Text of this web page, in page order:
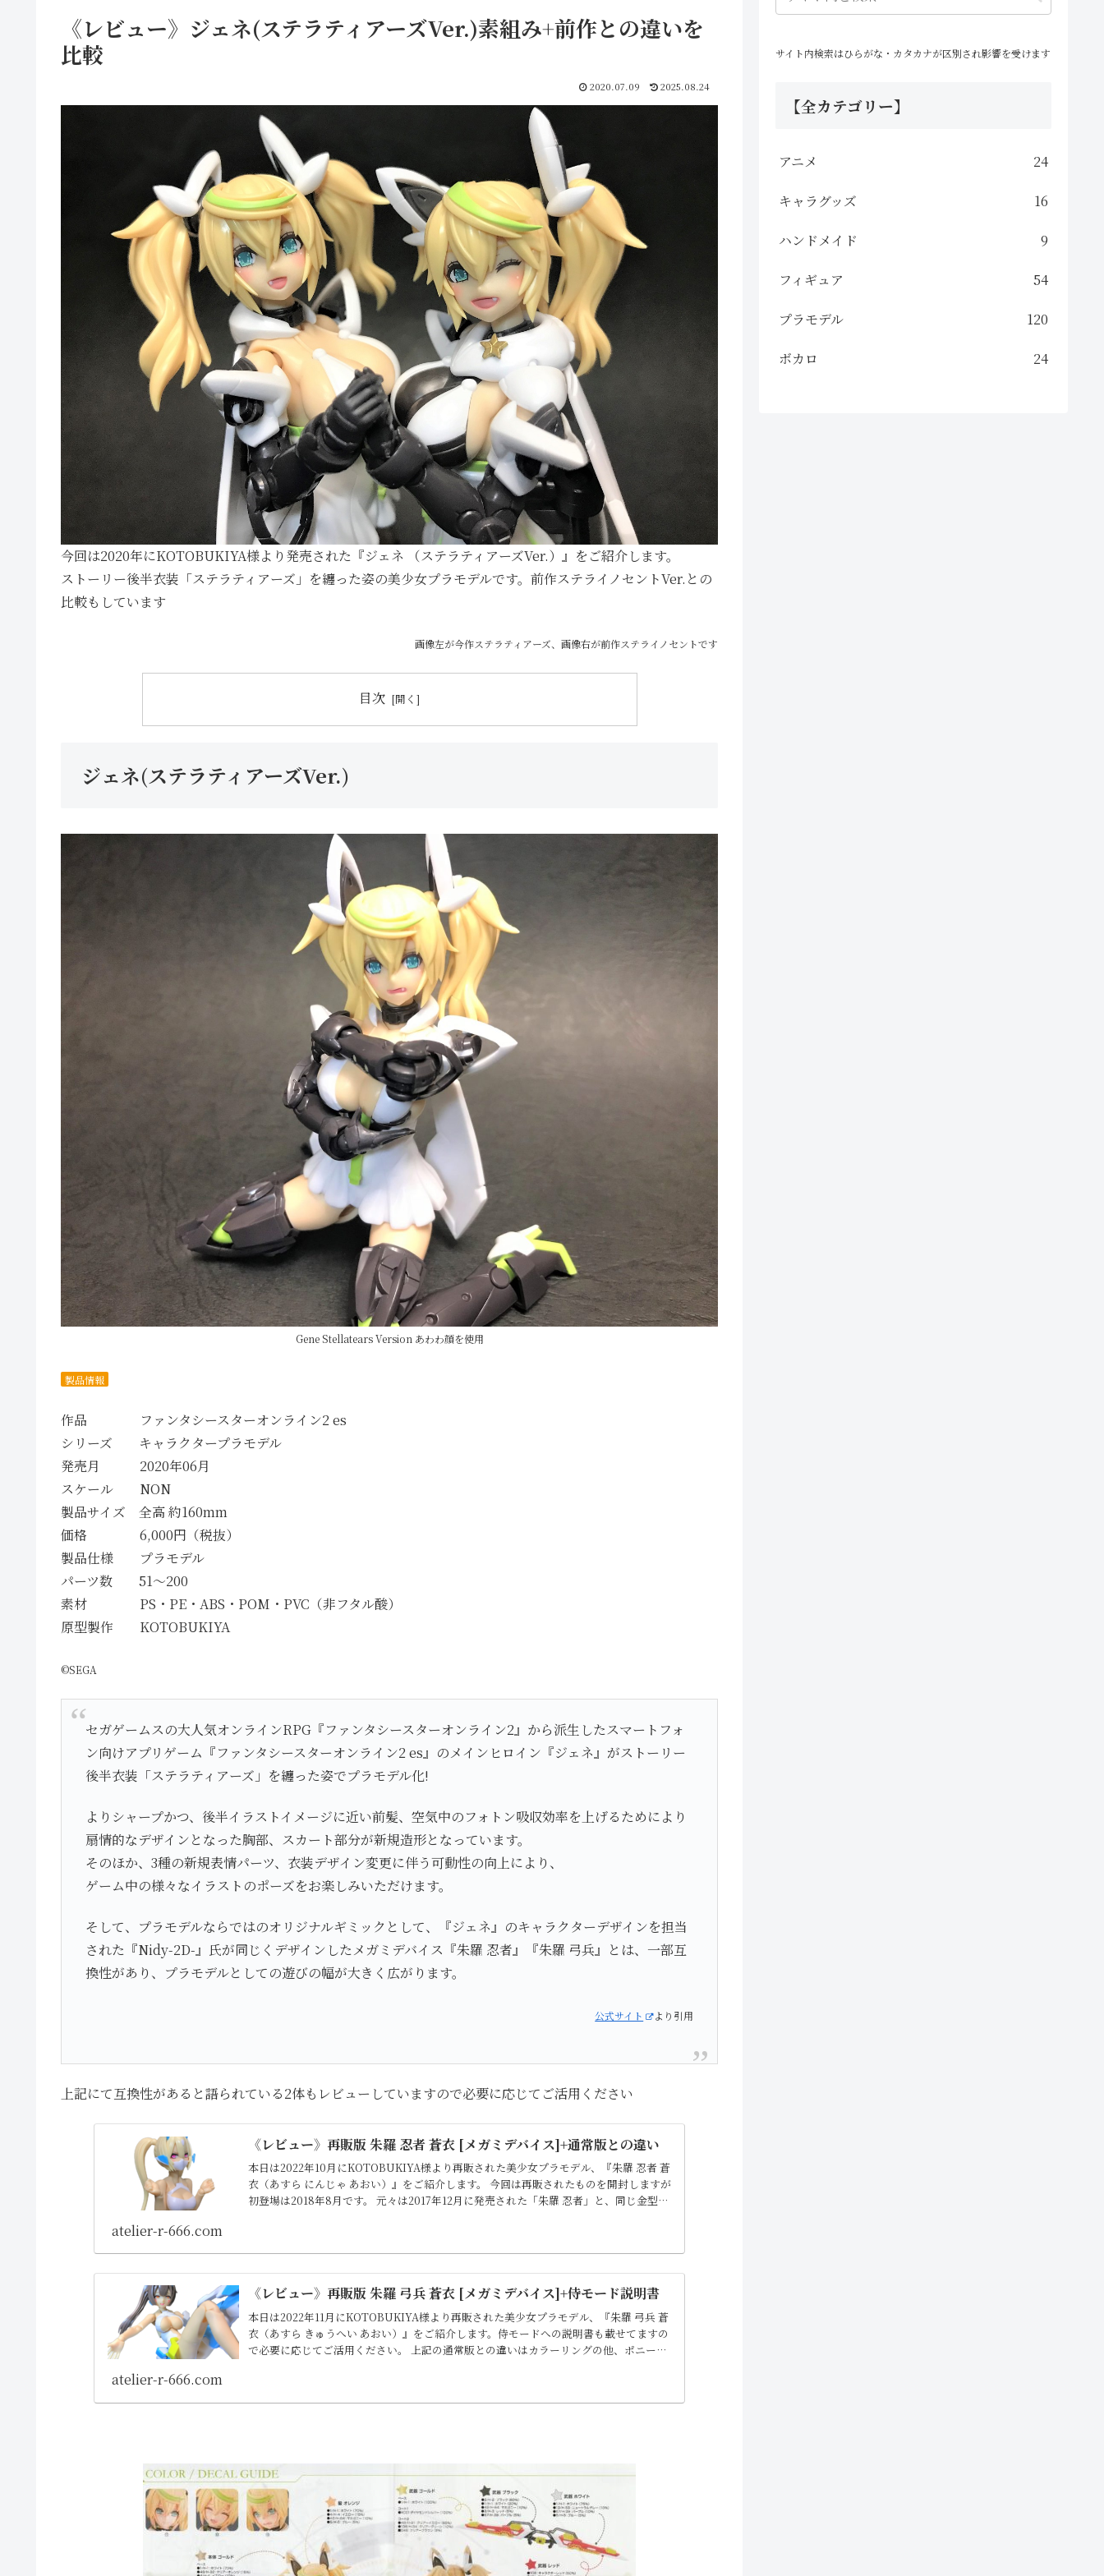
《レビュー》ジェネ(ステラティアーズVer.)素組み+前作との違いを
比較
2020.07.09 2025.08.24
今回は2020年にKOTOBUKIYA様より発売された『ジェネ （ステラティアーズVer.）』をご紹介します。
ストーリー後半衣装「ステラティアーズ」を纏った姿の美少女プラモデルです。前作ステライノセントVer.との
比較もしています
画像左が今作ステラティアーズ、画像右が前作ステライノセントです
目次
ジェネ(ステラティアーズVer.)
Gene Stellatears Version あわわ顔を使用
製品情報
作品 ファンタシースターオンライン2 es
シリーズ キャラクタープラモデル
発売月 2020年06月
スケール NON
製品サイズ 全高 約160mm
価格 6,000円（税抜）
製品仕様 プラモデル
パーツ数 51～200
素材 PS・PE・ABS・POM・PVC（非フタル酸）
原型製作 KOTOBUKIYA
©SEGA
セガゲームスの大人気オンラインRPG『ファンタシースターオンライン2』から派生したスマートフォ
ン向けアプリゲーム『ファンタシースターオンライン2 es』のメインヒロイン『ジェネ』がストーリー
後半衣装「ステラティアーズ」を纏った姿でプラモデル化!
よりシャープかつ、後半イラストイメージに近い前髪、空気中のフォトン吸収効率を上げるためにより
扇情的なデザインとなった胸部、スカート部分が新規造形となっています。
そのほか、3種の新規表情パーツ、衣装デザイン変更に伴う可動性の向上により、
ゲーム中の様々なイラストのポーズをお楽しみいただけます。
そして、プラモデルならではのオリジナルギミックとして、『ジェネ』のキャラクターデザインを担当
された『Nidy-2D-』氏が同じくデザインしたメガミデバイス『朱羅 忍者』『朱羅 弓兵』とは、一部互
換性があり、プラモデルとしての遊びの幅が大きく広がります。
公式サイト より引用
上記にて互換性があると語られている2体もレビューしていますので必要に応じてご活用ください
《レビュー》再販版 朱羅 忍者 蒼衣 [メガミデバイス]+通常版との違い
本日は2022年10月にKOTOBUKIYA様より再販された美少女プラモデル、『朱羅 忍者 蒼
衣（あすら にんじゃ あおい）』をご紹介します。 今回は再販されたものを開封しますが
初登場は2018年8月です。 元々は2017年12月に発売された「朱羅 忍者」と、同じ金型を
atelier-r-666.com
《レビュー》再販版 朱羅 弓兵 蒼衣 [メガミデバイス]+侍モード説明書
本日は2022年11月にKOTOBUKIYA様より再販された美少女プラモデル、『朱羅 弓兵 蒼
衣（あすら きゅうへい あおい）』をご紹介します。侍モードへの説明書も載せてますの
で必要に応じてご活用ください。 上記の通常版との違いはカラーリングの他、ポニーテ
atelier-r-666.com
サイト内検索はひらがな・カタカナが区別され影響を受けます
【全カテゴリー】
アニメ 24
キャラグッズ 16
ハンドメイド 9
フィギュア 54
プラモデル 120
ボカロ 24